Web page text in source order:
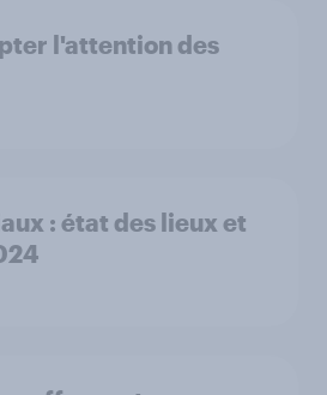
l'attention des
: état des lieux et